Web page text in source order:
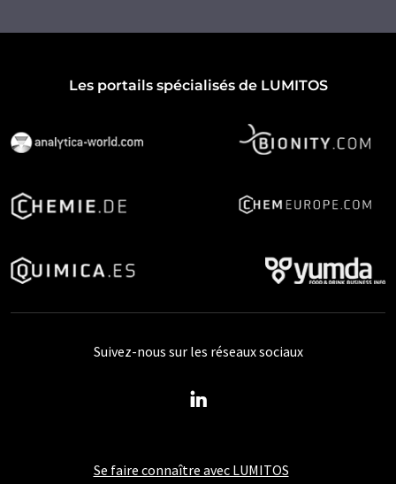
Les portails spécialisés de LUMITOS
Se faire connaître avec LUMITOS
Suivez-nous sur les réseaux sociaux